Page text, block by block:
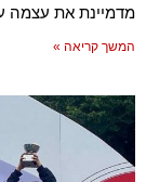
מדמיינת את עצמה על
המשך קריאה »